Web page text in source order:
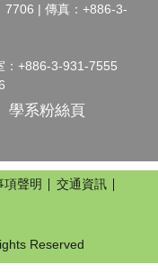
7706 | 傳真：+886-3-
：+886-3-931-7555
學系粉絲頁
項聲明
交通資訊
Reserved